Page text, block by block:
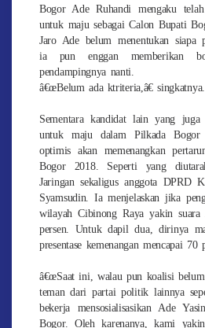
Bogor Ade Ruhandi mengaku
untuk maju sebagai Calon Bupati
Jaro Ade belum menentukan siapa
ia pun enggan memberikan
pendampingnya nanti.
â€œBelum ada ktriteria,â€ singkatnya.
Sementara kandidat lain yang
untuk maju dalam Pilkada
optimis akan memenangkan
Bogor 2018. Seperti yang
Jaringan sekaligus anggota DPRD
Syamsudin. Ia menjelaskan jika
wilayah Cibinong Raya yakin suara
persen. Untuk dapil dua, dirinya
presentase kemenangan mencapai 70
â€œSaat ini, walau pun koalisi
teman dari partai politik lainnya
bekerja mensosialisasikan Ade
Bogor. Oleh karenanya, kami